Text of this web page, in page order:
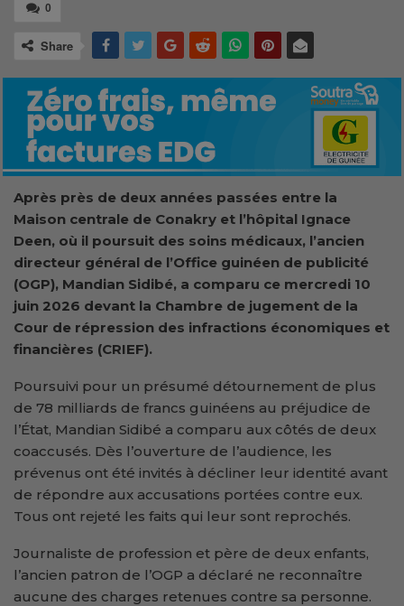
0
Share
Après près de deux années passées entre la
Maison centrale de Conakry et l’hôpital Ignace
Deen, où il poursuit des soins médicaux, l’ancien
directeur général de l’Office guinéen de publicité
(OGP), Mandian Sidibé, a comparu ce mercredi 10
juin 2026 devant la Chambre de jugement de la
Cour de répression des infractions économiques et
financières (CRIEF).
Poursuivi pour un présumé détournement de plus
de 78 milliards de francs guinéens au préjudice de
l’État, Mandian Sidibé a comparu aux côtés de deux
coaccusés. Dès l’ouverture de l’audience, les
prévenus ont été invités à décliner leur identité avant
de répondre aux accusations portées contre eux.
Tous ont rejeté les faits qui leur sont reprochés.
Journaliste de profession et père de deux enfants,
l’ancien patron de l’OGP a déclaré ne reconnaître
aucune des charges retenues contre sa personne.